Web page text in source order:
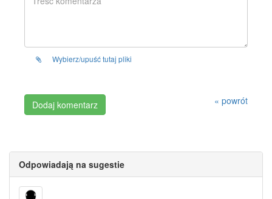
Wybierz/upuść tutaj pliki
« powrót
Odpowiadają na sugestie